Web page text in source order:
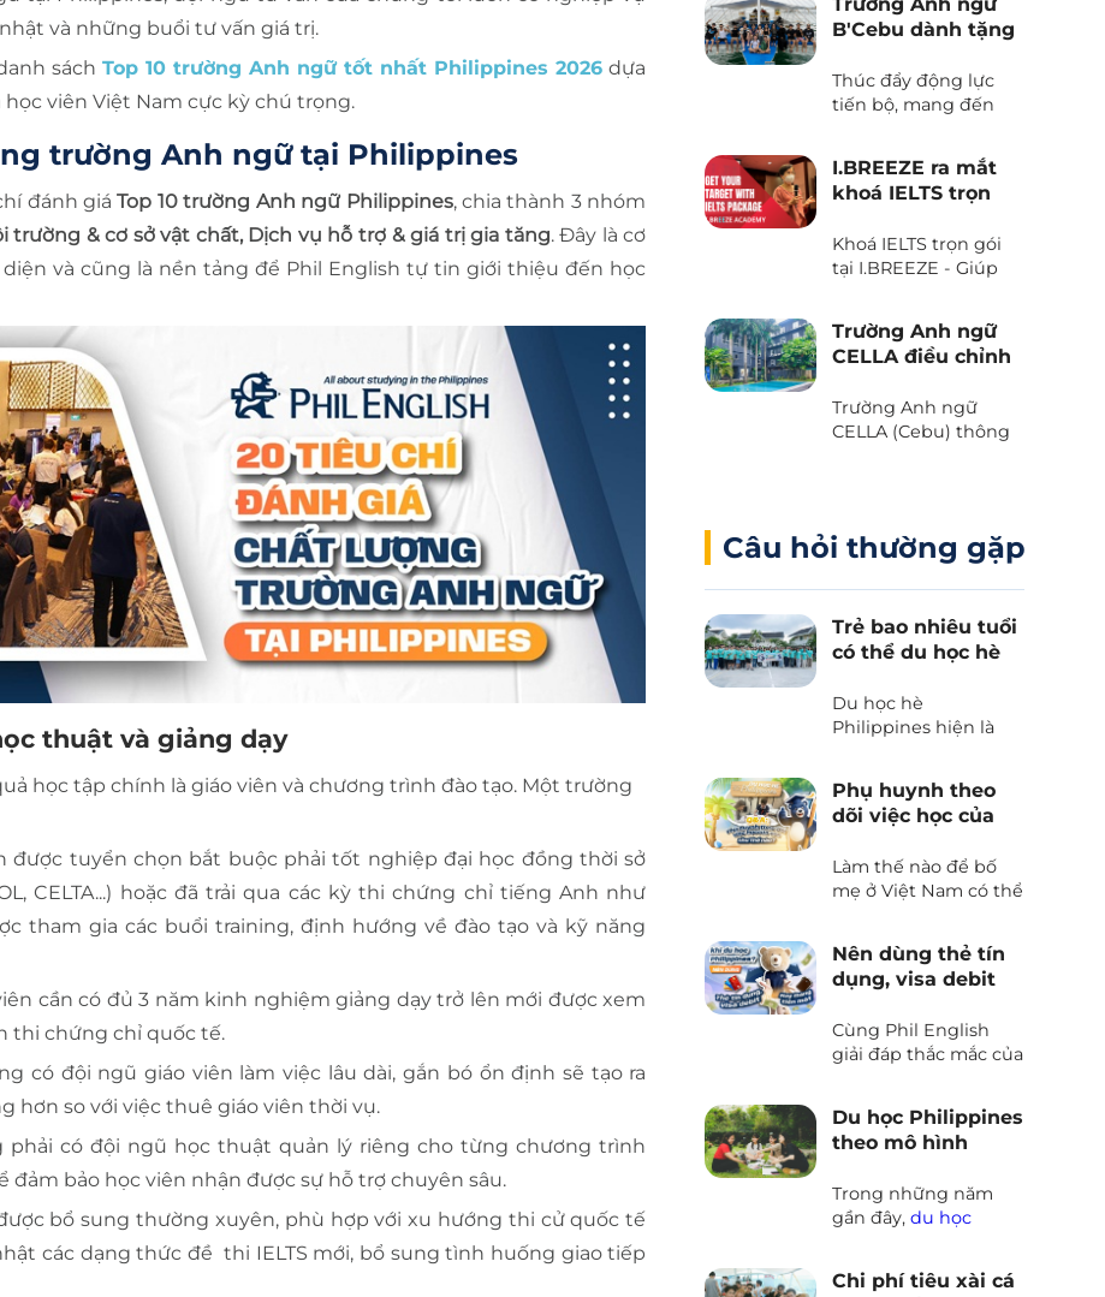
và những buổi tư vấn giá trị.
sách Top 10 trường Anh ngữ tốt nhất Philippines 2026 dựa
viên Việt Nam cực kỳ chú trọng.
trường Anh ngữ tại Philippines
đánh giáTop 10 trường Anh ngữ Philippines, chia thành 3 nhóm
& cơ sở vật chất, Dịch vụ hỗ trợ & giá trị gia tăng. Đây là cơ
và cũng là nền tảng để Phil English tự tin giới thiệu đến học
thuật và giảng dạy
học tập chính là giáo viên và chương trình đào tạo. Một trường
được tuyển chọn bắt buộc phải tốt nghiệp đại học đồng thời sở
CELTA...) hoặc đã trải qua các kỳ thi chứng chỉ tiếng Anh như
tham gia các buổi training, định hướng về đào tạo và kỹ năng
cần có đủ 3 năm kinh nghiệm giảng dạy trở lên mới được xem
thi chứng chỉ quốc tế.
có đội ngũ giáo viên làm việc lâu dài, gắn bó ổn định sẽ tạo ra
hơn so với việc thuê giáo viên thời vụ.
phải có đội ngũ học thuật quản lý riêng cho từng chương trình
đảm bảo học viên nhận được sự hỗ trợ chuyên sâu.
bổ sung thường xuyên, phù hợp với xu hướng thi cử quốc tế
các dạng thức đề thi IELTS mới, bổ sung tình huống giao tiếp
B'Cebu dành tặng
Island Day”
Thúc đẩy động lực
tiến bộ, mang đến
văn hoá và tận hưởng
thiên nhiên tươi đẹp
của biển trời Cebu
Island Day” do trường
Anh ngữ B’Cebu
sẵn sàng chưa?
I.BREEZE ra mắt
khoá IELTS trọn
Khoá IELTS trọn gói
tại I.BREEZE - Giúp
Trường Anh ngữ
CELLA điều chỉnh
học phí 2025
Trường Anh ngữ
CELLA (Cebu) thông
Câu hỏi thường gặp
Trẻ bao nhiêu tuổi
có thể du học hè
Du học hè
Philippines hiện là
huynh Việt Nam
mong muốn giúp
năng tiếng Anh kết
hợp rèn luyện kỹ
trong những câu hỏi
khiến nhiều ba mẹ
băn khoăn đó là “Trẻ
thể tham gia trại hè
Philippines?”
Phụ huynh theo
dõi việc học của
Philippines như
thế nào?
Làm thế nào để bố
mẹ ở Việt Nam có thể
học tập và sinh hoạt
của con hàng ngày
khi tham gia du học
trình phối hợp và báo
cáo giữa Phil English
như thế nào?
Nên dùng thẻ tín
dụng, visa debit
mặt khi du học
Philippines
Cùng Phil English
giải đáp thắc mắc của
tiếng Anh tại
Philippines
Du học Philippines
theo mô hình
Trong những năm
gần đây,du học
biến đối với nhiều
Chi phí tiêu xài cá